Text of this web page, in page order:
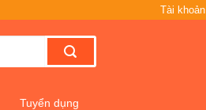
Tài khoản
Tuyển dụng